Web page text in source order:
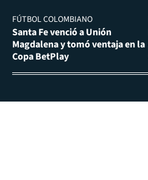
FÚTBOL COLOMBIANO
Santa Fe venció a Unión
Magdalena y tomó ventaja en la
Copa BetPlay